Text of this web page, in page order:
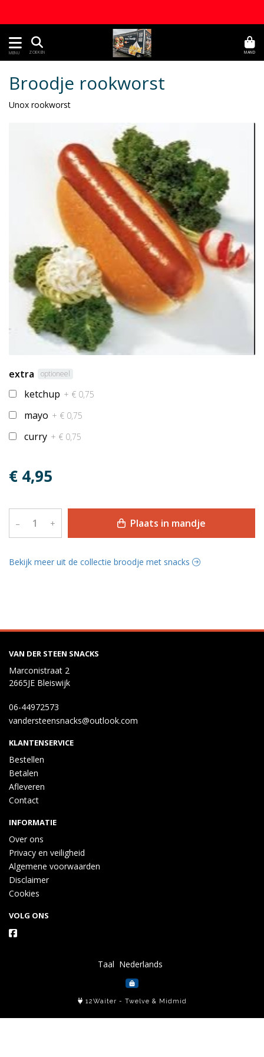
MENU ZOEKEN MAND
Broodje rookworst
Unox rookworst
extra optioneel
ketchup + € 0,75
mayo + € 0,75
curry + € 0,75
€ 4,95
– + Plaats in mandje
Bekijk meer uit de collectie broodje met snacks
VAN DER STEEN SNACKS
Marconistraat 2
2665JE Bleiswijk
06-44972573
vandersteensnacks@outlook.com
KLANTENSERVICE
Bestellen
Betalen
Afleveren
Contact
INFORMATIE
Over ons
Privacy en veiligheid
Algemene voorwaarden
Disclaimer
Cookies
VOLG ONS
Taal
12Waiter - Twelve & Midmid